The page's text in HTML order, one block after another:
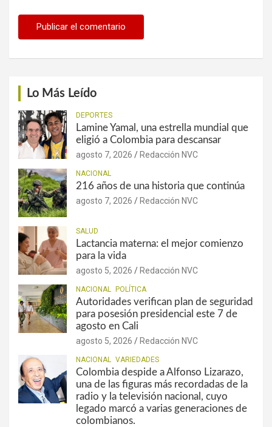
Lo Más Leído
DEPORTES
Lamine Yamal, una estrella mundial que
eligió a Colombia para descansar
agosto 7, 2026 Redacción NVC
NACIONAL
216 años de una historia que continúa
agosto 7, 2026 Redacción NVC
SALUD
Lactancia materna: el mejor comienzo
para la vida
agosto 5, 2026 Redacción NVC
NACIONAL POLÍTICA
Autoridades verifican plan de seguridad
para posesión presidencial este 7 de
agosto en Cali
agosto 5, 2026 Redacción NVC
NACIONAL VARIEDADES
Colombia despide a Alfonso Lizarazo,
una de las figuras más recordadas de la
radio y la televisión nacional, cuyo
legado marcó a varias generaciones de
colombianos.